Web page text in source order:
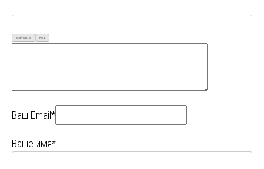
Визуально Код
Ваш Email*
Ваше имя*